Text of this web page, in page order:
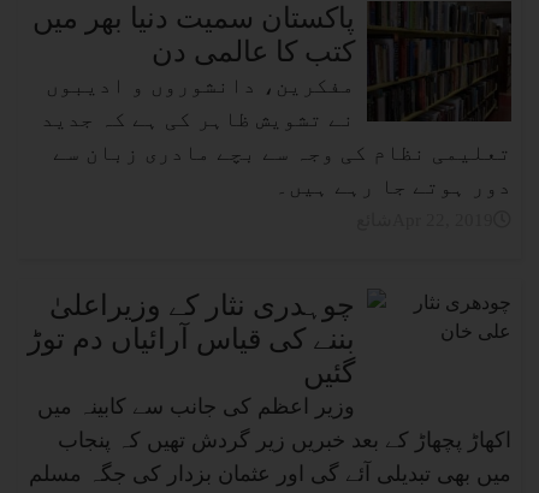
پاکستان سمیت دنیا بھر میں
کتب کا عالمی دن
مفکرین، دانشوروں و ادیبوں
نے تشویش ظاہر کی ہے کہ جدید
تعلیمی نظام کی وجہ سے بچے مادری زبان سے
دور ہوتے جا رہے ہیں۔
چوہدری نثار کے وزیراعلیٰ
بننے کی قیاس آرائیاں دم توڑ
گئیں
وزیر اعظم کی جانب سے کابینہ میں
اکھاڑ پچھاڑ کے بعد خبریں زیر گردش تھیں کہ پنجاب
میں بھی تبدیلی آئے گی اور عثمان بزدار کی جگہ مسلم